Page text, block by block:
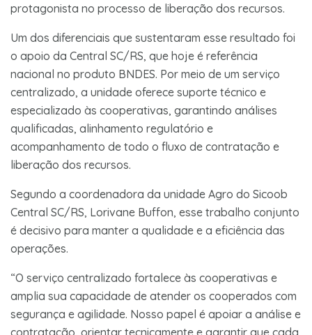
protagonista no processo de liberação dos recursos.
Um dos diferenciais que sustentaram esse resultado foi
o apoio da Central SC/RS, que hoje é referência
nacional no produto BNDES. Por meio de um serviço
centralizado, a unidade oferece suporte técnico e
especializado às cooperativas, garantindo análises
qualificadas, alinhamento regulatório e
acompanhamento de todo o fluxo de contratação e
liberação dos recursos.
Segundo a coordenadora da unidade Agro do Sicoob
Central SC/RS, Lorivane Buffon, esse trabalho conjunto
é decisivo para manter a qualidade e a eficiência das
operações.
“O serviço centralizado fortalece às cooperativas e
amplia sua capacidade de atender os cooperados com
segurança e agilidade. Nosso papel é apoiar a análise e
contratação, orientar tecnicamente e garantir que cada